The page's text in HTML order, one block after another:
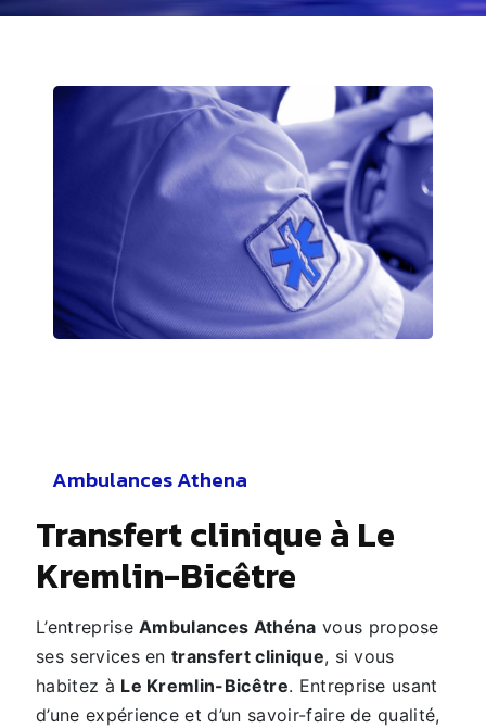
Ambulances Athena
transfert clinique à Le
Kremlin-Bicêtre
L’entrepriseAmbulances Athéna vous propose
ses services entransfert clinique, si vous
habitez à Le Kremlin-Bicêtre. Entreprise usant
d’une expérience et d’un savoir-faire de qualité,